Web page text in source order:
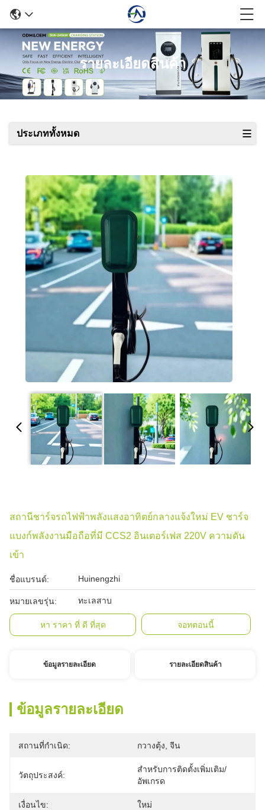
รายละเอียดสินค้า
ประเภททั้งหมด
สถานีชาร์จรถไฟฟ้าพลังแสงอาทิตย์กลางแจ้งใหม่ EV ชาร์จ
แบงก์พลังงานมือถือที่มี CCS2 อินเตอร์เฟส 220V ความดัน
เข้า
ชื่อแบรนด์: Huinengzhi
หมายเลขรุ่น: ทะเลสาบ
หา ราคา ที่ ดี ที่สุด จอทตอนนี้
ข้อมูลรายละเอียด รายละเอียดสินค้า
ข้อมูลรายละเอียด
สถานที่กำเนิด: กวางตุ้ง, จีน
วัตถุประสงค์:
สำหรับการติดตั้งเพิ่มเติม/
อัพเกรด
เงื่อนไข: ใหม่